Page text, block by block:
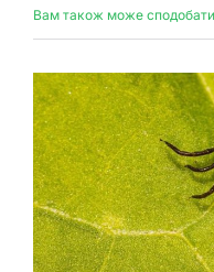
Вам також може